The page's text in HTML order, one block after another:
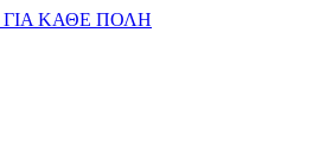
ΚΑΘΕ ΠΟΛΗ